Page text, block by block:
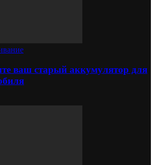
ваш старый аккумулятор для